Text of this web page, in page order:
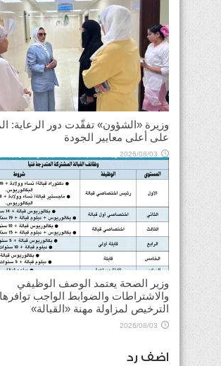
وزيرة «الشؤون» تفقّدت دور الرعاية:
على أعلى معايير الجودة
2026/08/03
وزير الصحة يعتمد الوصف الوظيفي
والاشتراطات والضوابط الواجب
الترخيص لمزاولة مهنة «القبالة»
2026/08/03
اضف رد